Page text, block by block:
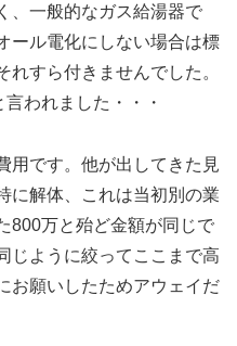
、一般的なガス給湯器で
ール電化にしない場合は標
すら付きませんでした。
言われました・・・
用です。他が出してきた見
に解体、これは当初別の業
800万と殆ど金額が同じで
じように絞ってここまで高
お願いしたためアウェイだ